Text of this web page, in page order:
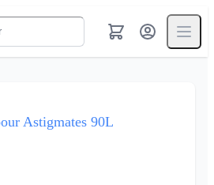
Astigmates 90L